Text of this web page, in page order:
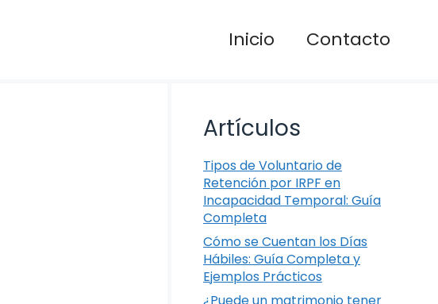
Inicio Contacto
Artículos
Tipos de Voluntario de
Retención por IRPF en
Incapacidad Temporal: Guía
Completa
Cómo se Cuentan los Días
Hábiles: Guía Completa y
Ejemplos Prácticos